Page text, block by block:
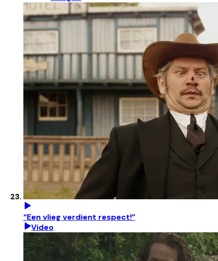
“Een vlieg verdient respect!”
Video